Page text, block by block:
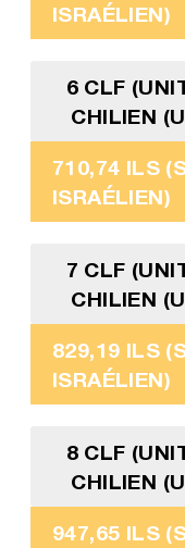
ISRAÉLIEN)
6 CLF
CHILIEN
710,74 ILS
ISRAÉLIEN)
7 CLF
CHILIEN
829,19 ILS
ISRAÉLIEN)
8 CLF
CHILIEN
947,65 ILS